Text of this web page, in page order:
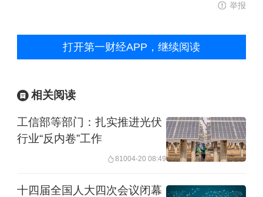
举报
打开第一财经APP，继续阅读
相关阅读
工信部等部门：扎实推进光伏
行业“反内卷”工作
81004-20 08:49
十四届全国人大四次会议闭幕